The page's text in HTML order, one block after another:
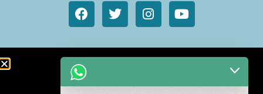
Animales de cine y TV